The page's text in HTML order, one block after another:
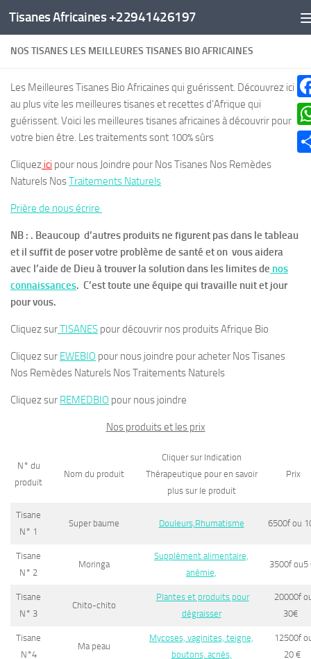
Au dessous du contenu
Tisanes Africaines +22941426197
NOS TISANES LES MEILLEURES TISANES BIO AFRICAINES
Les Meilleures Tisanes Bio Africaines qui guérissent. Découvrez ici
au plus vite les meilleures tisanes et recettes d’Afrique qui
guérissent. Voici les meilleures tisanes africaines à découvrir pour
votre bien être. Les traitements sont 100% sûrs
Cliquez ici pour nous Joindre pour Nos Tisanes Nos Remèdes
Naturels NosTraitements Naturels
Prière de nous écrire
NB : . Beaucoup d’autres produits ne figurent pas dans le tableau
et il suffit de poser votre problème de santé et on vous aidera
avec l’aide de Dieu à trouver la solution dans les limites de nos
connaissances. C’est toute une équipe qui travaille nuit et jour
pour vous.
Cliquez surTISANES pour découvrir nos produits Afrique Bio
Cliquez sur EWEBIO pour nous joindre pour acheter Nos Tisanes
Nos Remèdes Naturels Nos Traitements Naturels
Cliquez sur REMEDBIO pour nous joindre
Nos produits et les prix
N° du
produit
Nom du produit
Cliquer sur Indication
Thérapeutique pour en savoir
plus sur le produit
Prix
Tisane
N° 1
Super baume Douleurs,Rhumatisme 6500f ou
Tisane
N° 2
Moringa
Supplément alimentaire,
anémie,
3500f ou5
Tisane
N° 3
Chito-chito
Plantes et produits pour
dégraisser
20000f
30€
Tisane
N°4
Ma peau
Mycoses, vaginites, teigne,
boutons, acnés,
12500f
20 €